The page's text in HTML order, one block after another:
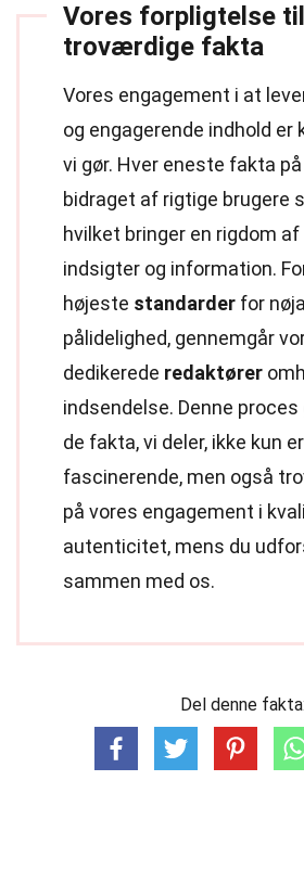
Vores forpligtelse til
troværdige fakta
Vores engagement i at
og engagerende indhold er
vi gør. Hver eneste fakta
bidraget af rigtige brugere
hvilket bringer en rigdom
indsigter og information.
højeste standarder for
pålidelighed, gennemgår
dedikerede redaktører
indsendelse. Denne
de fakta, vi deler, ikke kun er
fascinerende, men også
på vores engagement i
autenticitet, mens du
sammen med os.
Del denne fakta: